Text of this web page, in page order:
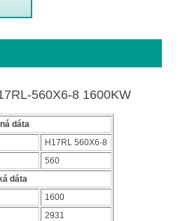
560X6-8 1600KW
dáta
H17RL 560X6-8
560
dáta
1600
2931